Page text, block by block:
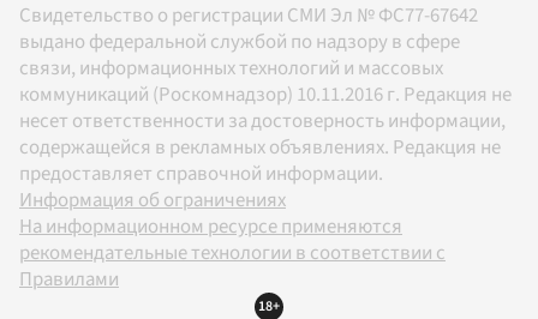
Свидетельство о регистрации СМИ Эл № ФС77-67642
выдано федеральной службой по надзору в сфере
связи, информационных технологий и массовых
коммуникаций (Роскомнадзор) 10.11.2016 г. Редакция не
несет ответственности за достоверность информации,
содержащейся в рекламных объявлениях. Редакция не
предоставляет справочной информации.
Информация об ограничениях
На информационном ресурсе применяются
рекомендательные технологии в соответствии с
Правилами
18+